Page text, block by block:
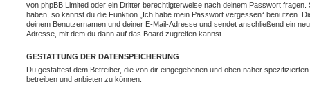
von phpBB Limited oder ein Dritter berechtigterweise nach deinem Passwort
haben, so kannst du die Funktion „Ich habe mein Passwort vergessen“ benutzen.
deinem Benutzernamen und deiner E-Mail-Adresse und sendet anschließend ein
Adresse, mit dem du dann auf das Board zugreifen kannst.
GESTATTUNG DER DATENSPEICHERUNG
Du gestattest dem Betreiber, die von dir eingegebenen und oben näher
betreiben und anbieten zu können.